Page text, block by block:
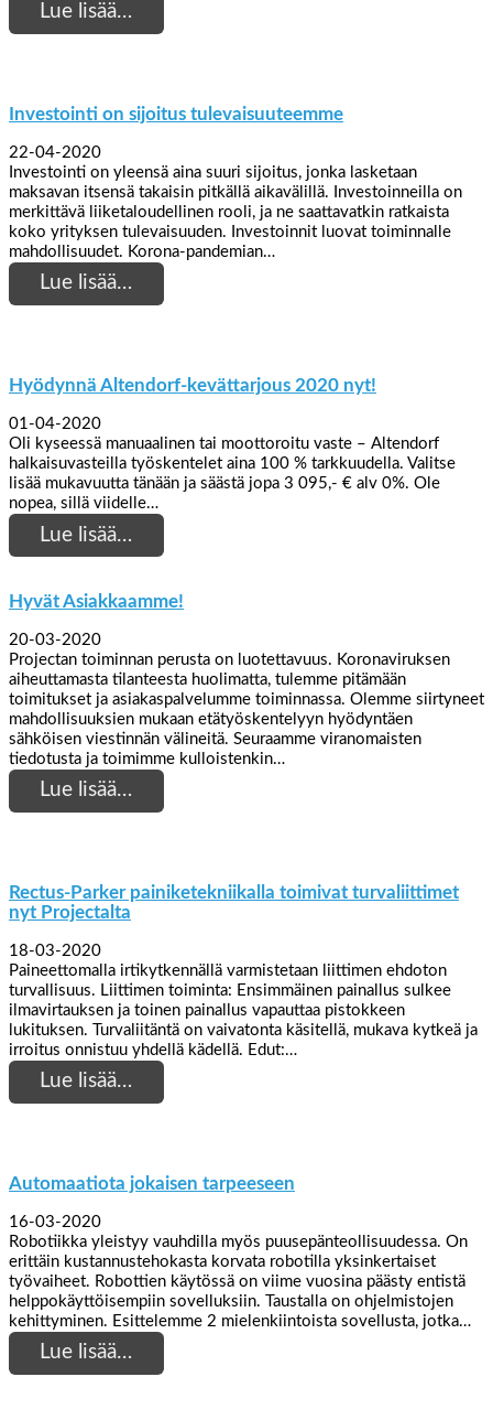
Lue lisää…
Investointi on sijoitus tulevaisuuteemme
22-04-2020
Investointi on yleensä aina suuri sijoitus, jonka lasketaan
maksavan itsensä takaisin pitkällä aikavälillä. Investoinneilla on
merkittävä liiketaloudellinen rooli, ja ne saattavatkin ratkaista
koko yrityksen tulevaisuuden. Investoinnit luovat toiminnalle
mahdollisuudet. Korona-pandemian…
Lue lisää…
Hyödynnä Altendorf-kevättarjous 2020 nyt!
01-04-2020
Oli kyseessä manuaalinen tai moottoroitu vaste – Altendorf
halkaisuvasteilla työskentelet aina 100 % tarkkuudella. Valitse
lisää mukavuutta tänään ja säästä jopa 3 095,- € alv 0%. Ole
nopea, sillä viidelle…
Lue lisää…
Hyvät Asiakkaamme!
20-03-2020
Projectan toiminnan perusta on luotettavuus. Koronaviruksen
aiheuttamasta tilanteesta huolimatta, tulemme pitämään
toimitukset ja asiakaspalvelumme toiminnassa. Olemme siirtyneet
mahdollisuuksien mukaan etätyöskentelyyn hyödyntäen
sähköisen viestinnän välineitä. Seuraamme viranomaisten
tiedotusta ja toimimme kulloistenkin…
Lue lisää…
Rectus-Parker painiketekniikalla toimivat turvaliittimet
nyt Projectalta
18-03-2020
Paineettomalla irtikytkennällä varmistetaan liittimen ehdoton
turvallisuus. Liittimen toiminta: Ensimmäinen painallus sulkee
ilmavirtauksen ja toinen painallus vapauttaa pistokkeen
lukituksen. Turvaliitäntä on vaivatonta käsitellä, mukava kytkeä ja
irroitus onnistuu yhdellä kädellä. Edut:…
Lue lisää…
Automaatiota jokaisen tarpeeseen
16-03-2020
Robotiikka yleistyy vauhdilla myös puusepänteollisuudessa. On
erittäin kustannustehokasta korvata robotilla yksinkertaiset
työvaiheet. Robottien käytössä on viime vuosina päästy entistä
helppokäyttöisempiin sovelluksiin. Taustalla on ohjelmistojen
kehittyminen. Esittelemme 2 mielenkiintoista sovellusta, jotka…
Lue lisää…